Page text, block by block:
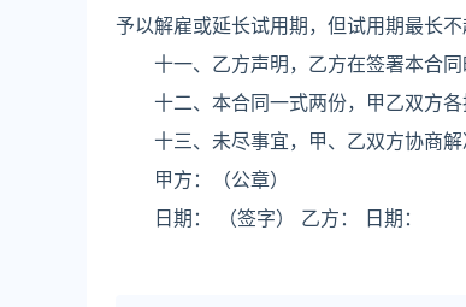
予以解雇或延长试用期，但试用期最长
十一、乙方声明，乙方在签署本合同
十二、本合同一式两份，甲乙双方各
十三、未尽事宜，甲、乙双方协商解
甲方：（公章）
日期： （签字） 乙方： 日期：